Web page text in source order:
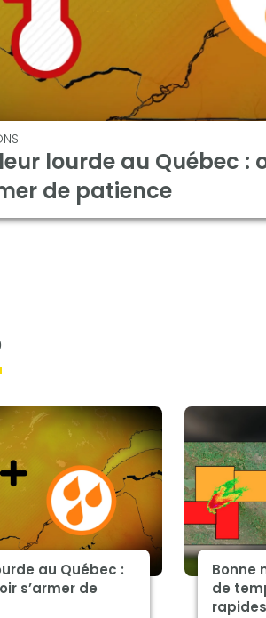
lourde au Québec :
de patience
au Québec :
s’armer de
Bonne
de